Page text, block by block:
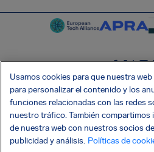
CONSIGUE NUESTRA
Usamos cookies para que nuestra
para personalizar el contenido y los
funciones relacionadas con las redes
nuestro tráfico. También
de nuestra web con nuestros socios
publicidad y análisis. Políticas de